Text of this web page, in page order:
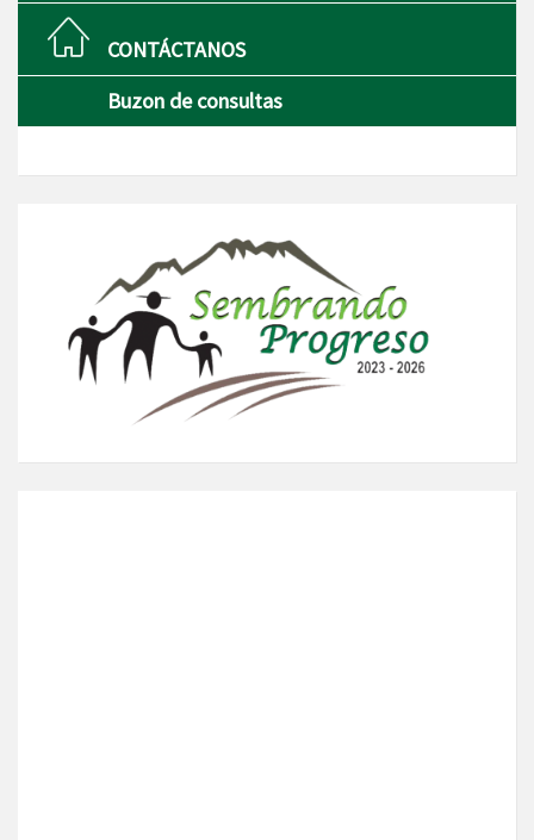
CONTÁCTANOS
Buzon de consultas